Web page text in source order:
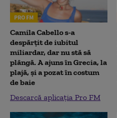
PRO FM
Camila Cabello s-a
despărțit de iubitul
miliardar, dar nu stă să
plângă. A ajuns în Grecia, la
plajă, și a pozat în costum
de baie
Descarcă aplicația Pro FM